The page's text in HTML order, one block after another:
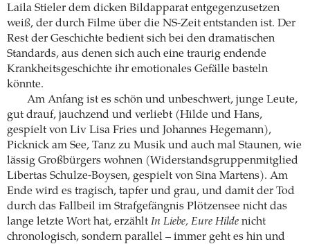
Laila Stieler dem dicken Bildapparat entgegenzusetzen
weiß, der durch Filme über die NS-Zeit entstanden ist. Der
Rest der Geschichte bedient sich bei den drama­tischen
Standards, aus denen sich auch eine traurig endende
Krankheitsgeschichte ihr ­emotionales Gefälle basteln
könnte.
Am Anfang ist es schön und unbeschwert, ­junge Leute,
gut drauf, jauchzend und verliebt (Hilde und Hans,
gespielt von Liv Lisa Fries und Johannes Hegemann),
Picknick am See, Tanz zu Musik und auch mal Staunen, wie
lässig ­Großbürgers wohnen (Widerstandsgruppen­mitglied
Libertas Schulze-Boysen, gespielt von Sina ­Martens). Am
Ende wird es tragisch, tapfer und grau, und damit der Tod
durch das Fallbeil im Strafgefängnis Plötzensee nicht das
lange ­letzte Wort hat, erzählt In Liebe, Eure Hilde nicht
chronologisch, sondern parallel – immer geht es hin und